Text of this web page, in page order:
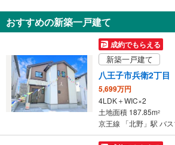
・ＡＥＤ
知
を
け
取
る
・
条
おすすめの新築一戸建て
成約でもらえる
新築一戸建て
八王子市兵衛2丁目
5,699万円
4LDK＋WIC×2
土地面積 187.85m2